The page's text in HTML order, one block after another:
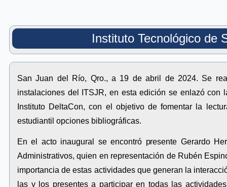
Instituto Tecnológico de
San Juan del Río, Qro., a 19 de abril de 2024. Se
instalaciones del ITSJR, en esta edición se enlazó con
Instituto DeltaCon, con el objetivo de fomentar la
estudiantil opciones bibliográficas.
En el acto inaugural se encontró presente Gerardo
Administrativos, quien en representación de Rubén
importancia de estas actividades que generan la
las y los presentes a participar en todas las